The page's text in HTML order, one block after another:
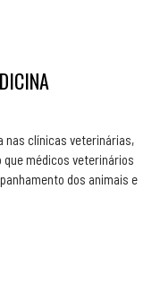
nas clínicas veterinárias,
médicos veterinários
dos animais e